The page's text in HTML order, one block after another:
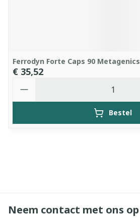
Ferrodyn Forte Caps 90 Metagenics
€ 35,52
Bestel
Neem contact met ons op